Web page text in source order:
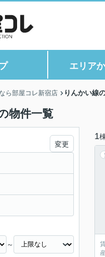
エリア
ら部屋コレ新宿店 りんかい線
物件一覧
1
変更
～